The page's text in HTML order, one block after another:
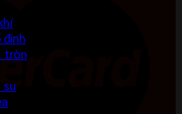
đinh
tròn
su